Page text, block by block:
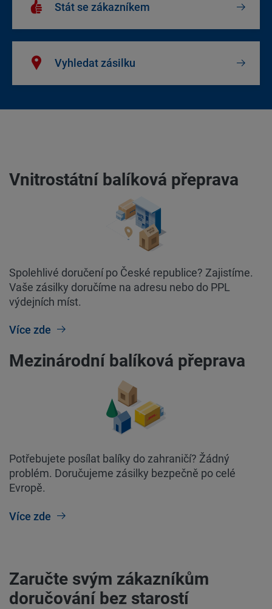
Stát se zákazníkem
Vyhledat zásilku
Vnitrostátní balíková přeprava
Spolehlivé doručení po České republice? Zajistíme.
Vaše zásilky doručíme na adresu nebo do PPL
výdejních míst.
Více zde
Mezinárodní balíková přeprava
Potřebujete posílat balíky do zahraničí? Žádný
problém. Doručujeme zásilky bezpečně po celé
Evropě.
Více zde
Zaručte svým zákazníkům
doručování bez starostí